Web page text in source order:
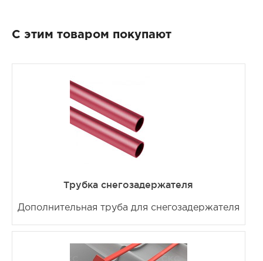
С этим товаром покупают
Трубка снегозадержателя
Дополнительная труба для снегозадержателя